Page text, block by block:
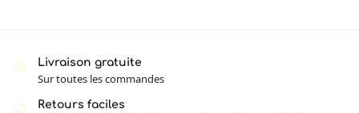
Livraison gratuite
Sur toutes les commandes
Retours faciles